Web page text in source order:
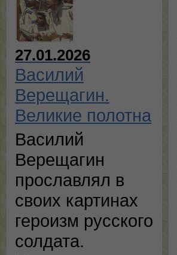
27.01.2026
Василий
Верещагин.
Великие полотна
Василий
Верещагин
прославлял в
своих картинах
героизм русского
солдата.